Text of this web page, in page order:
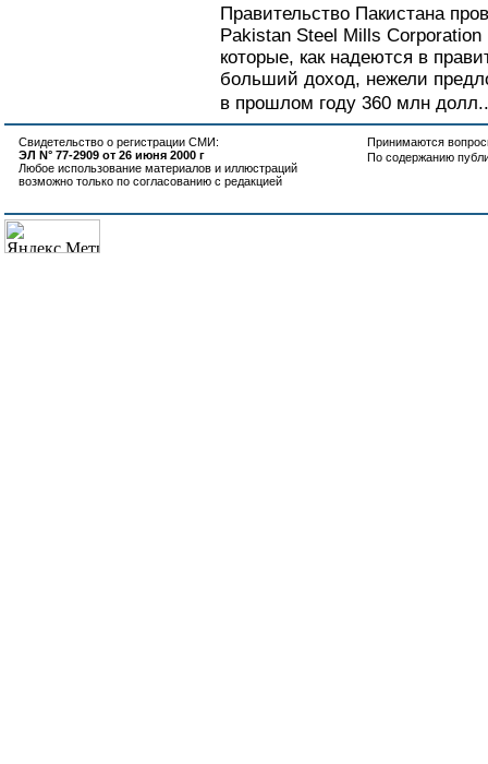
Правительство Пакистана
Pakistan Steel Mills
которые, как надеются в
больший доход, нежели
в прошлом году 360 млн
Свидетельство о регистрации СМИ:
ЭЛ N° 77-2909 от 26 июня 2000 г
Любое использование материалов и иллюстраций
возможно только по согласованию с редакцией
Принимаются
По содержанию